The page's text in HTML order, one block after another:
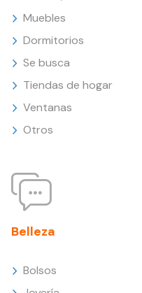
Muebles
Dormitorios
Se busca
Tiendas de hogar
Ventanas
Otros
Belleza
Bolsos